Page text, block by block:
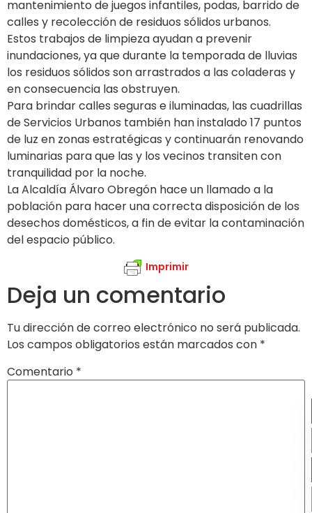
mantenimiento de juegos infantiles, podas, barrido de
calles y recolección de residuos sólidos urbanos.
Estos trabajos de limpieza ayudan a prevenir
inundaciones, ya que durante la temporada de lluvias
los residuos sólidos son arrastrados a las coladeras y
en consecuencia las obstruyen.
Para brindar calles seguras e iluminadas, las cuadrillas
de Servicios Urbanos también han instalado 17 puntos
de luz en zonas estratégicas y continuarán renovando
luminarias para que las y los vecinos transiten con
tranquilidad por la noche.
La Alcaldía Álvaro Obregón hace un llamado a la
población para hacer una correcta disposición de los
desechos domésticos, a fin de evitar la contaminación
del espacio público.
Imprimir
Deja un comentario
Tu dirección de correo electrónico no será publicada.
Los campos obligatorios están marcados con *
Comentario *